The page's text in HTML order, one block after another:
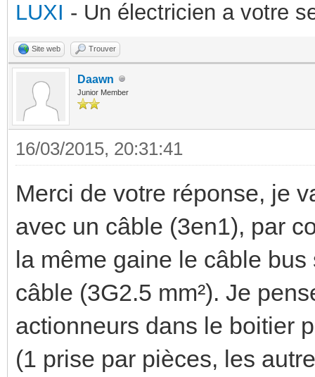
LUXI - Un électricien a votre
Site web Trouver
Daawn
Junior Member
16/03/2015, 20:31:41
Merci de votre réponse, je
avec un câble (3en1), par
la même gaine le câble
câble (3G2.5 mm²). Je
actionneurs dans le boitier
(1 prise par pièces, les